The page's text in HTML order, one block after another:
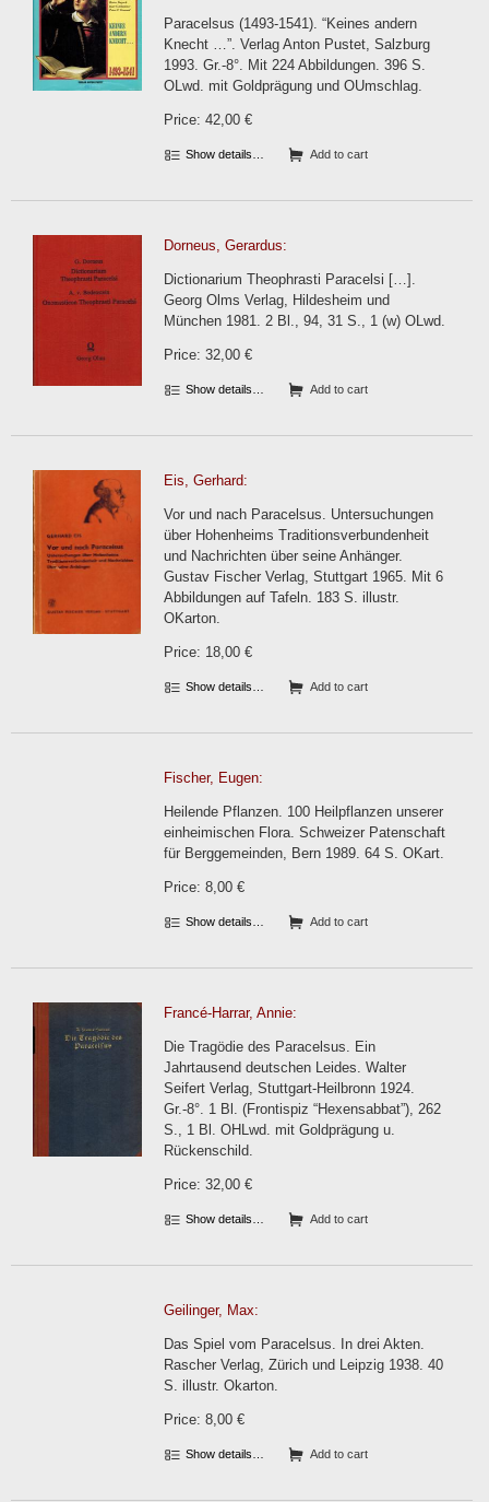
Paracelsus (1493-1541). “Keines andern
Knecht …”. Verlag Anton Pustet, Salzburg
1993. Gr.-8°. Mit 224 Abbildungen. 396 S.
OLwd. mit Goldprägung und OUmschlag.
Price: 42,00 €
Show details… Add to cart
Dorneus, Gerardus:
Dictionarium Theophrasti Paracelsi […].
Georg Olms Verlag, Hildesheim und
München 1981. 2 Bl., 94, 31 S., 1 (w) OLwd.
Price: 32,00 €
Show details… Add to cart
Eis, Gerhard:
Vor und nach Paracelsus. Untersuchungen
über Hohenheims Traditionsverbundenheit
und Nachrichten über seine Anhänger.
Gustav Fischer Verlag, Stuttgart 1965. Mit 6
Abbildungen auf Tafeln. 183 S. illustr.
OKarton.
Price: 18,00 €
Show details… Add to cart
Fischer, Eugen:
Heilende Pflanzen. 100 Heilpflanzen unserer
einheimischen Flora. Schweizer Patenschaft
für Berggemeinden, Bern 1989. 64 S. OKart.
Price: 8,00 €
Show details… Add to cart
Francé-Harrar, Annie:
Die Tragödie des Paracelsus. Ein
Jahrtausend deutschen Leides. Walter
Seifert Verlag, Stuttgart-Heilbronn 1924.
Gr.-8°. 1 Bl. (Frontispiz “Hexensabbat”), 262
S., 1 Bl. OHLwd. mit Goldprägung u.
Rückenschild.
Price: 32,00 €
Show details… Add to cart
Geilinger, Max:
Das Spiel vom Paracelsus. In drei Akten.
Rascher Verlag, Zürich und Leipzig 1938. 40
S. illustr. Okarton.
Price: 8,00 €
Show details… Add to cart